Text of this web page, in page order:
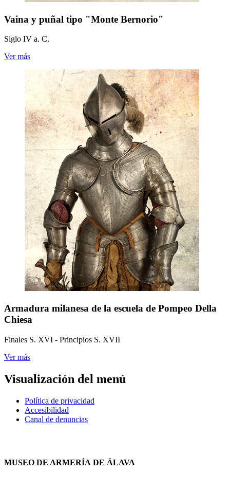
Vaina y puñal tipo "Monte Bernorio"
Siglo IV a. C.
Ver más
Armadura milanesa de la escuela de Pompeo Della
Chiesa
Finales S. XVI - Principios S. XVII
Ver más
Visualización del menú
Política de privacidad
Accesibilidad
Canal de denuncias
MUSEO DE ARMERÍA DE ÁLAVA